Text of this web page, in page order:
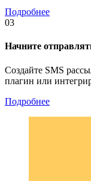
Подробнее
03
Начните
Создайте SMS
плагин или
Подробнее